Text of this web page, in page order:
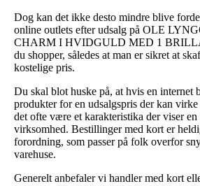
Dog kan det ikke desto mindre blive
online outlets efter udsalg på OLE
CHARM I HVIDGULD MED 1
du shopper, således at man er sikret at
kostelige pris.
Du skal blot huske på, at hvis en internet
produkter for en udsalgspris der kan
det ofte være et karakteristika der viser
virksomhed. Bestillinger med kort er
forordning, som passer på folk overfor
varehuse.
Generelt anbefaler vi handler med kort